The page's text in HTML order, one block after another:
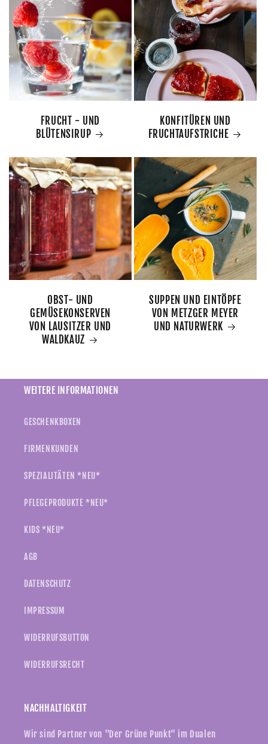
FRUCHT - UND
BLÜTENSIRUP
KONFITÜREN UND
FRUCHTAUFSTRICHE
OBST- UND
GEMÜSEKONSERVEN
VON LAUSITZER UND
WALDKAUZ
SUPPEN UND EINTÖPFE
VON METZGER MEYER
UND NATURWERK
WEITERE INFORMATIONEN
GESCHENKBOXEN
FIRMENKUNDEN
SPEZIALITÄTEN *NEU*
PFLEGEPRODUKTE *NEU*
KIDS *NEU*
AGB
DATENSCHUTZ
IMPRESSUM
WIDERRUFSBUTTON
WIDERRUFSRECHT
NACHHALTIGKEIT
Wir sind Partner von "Der Grüne Punkt" im Dualen